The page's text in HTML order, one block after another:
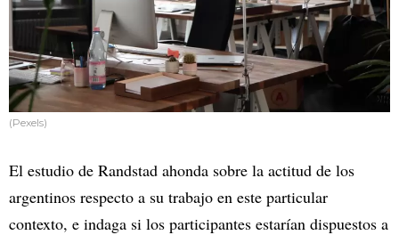
(Pexels)
El estudio de Randstad ahonda sobre la actitud de los
argentinos respecto a su trabajo en este particular
contexto, e indaga si los participantes estarían dispuestos a